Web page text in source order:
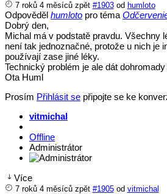
7 roků 4 měsíců zpět #1903 od humloto
Odpověděl humloto pro téma
Dobrý den,
Michal má v podstatě pravdu. Všechny
není tak jednoznačné, protože u nich
používají zase jiné léky.
Technický problém je ale dát
Ota Huml
Prosím Přihlásit se připojte se ke
vitmichal
Offline
Administrátor
Více
7 roků 4 měsíců zpět #1905 od vitmichal